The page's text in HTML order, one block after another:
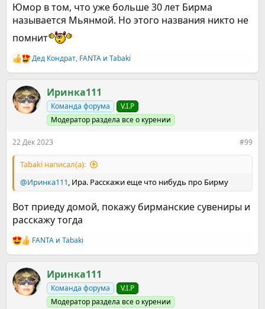
Юмор в том, что уже больше 30 лет Бирма
называется Мьянмой. Но этого названия никто не
помнит
Р
е
к
ц
и
Дед Кондрат, FANTA и Tabaki
Иринка111
Команда форума
V.I.P
Модератор раздела все о курении
22 Дек 2023 #99
Tabaki написал(а):
@Иринка111, Ира. Расскажи еще что нибудь про Бирму
Вот приеду домой, покажу бирманские сувениры и
расскажу тогда
Р
е
к
ц
и
FANTA и Tabaki
Иринка111
Команда форума
V.I.P
Модератор раздела все о курении